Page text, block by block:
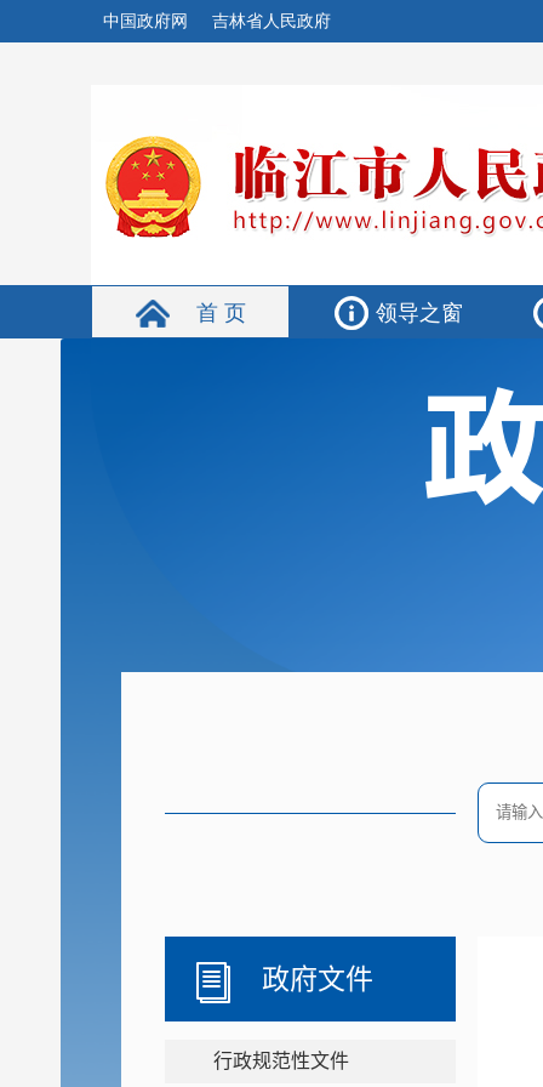
政府文件
行政规范性文件